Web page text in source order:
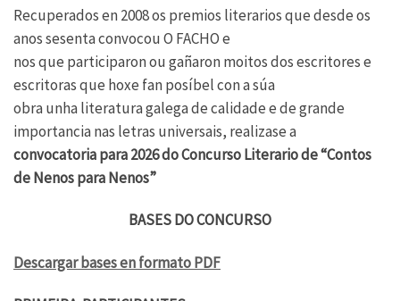
Recuperados en 2008 os premios literarios que desde os
anos sesenta convocou O FACHO e
nos que participaron ou gañaron moitos dos escritores e
escritoras que hoxe fan posíbel con a súa
obra unha literatura galega de calidade e de grande
importancia nas letras universais, realizase a
convocatoria para 2026 do Concurso Literario de “Contos
de Nenos para Nenos”
BASES DO CONCURSO
Descargar bases en formato PDF